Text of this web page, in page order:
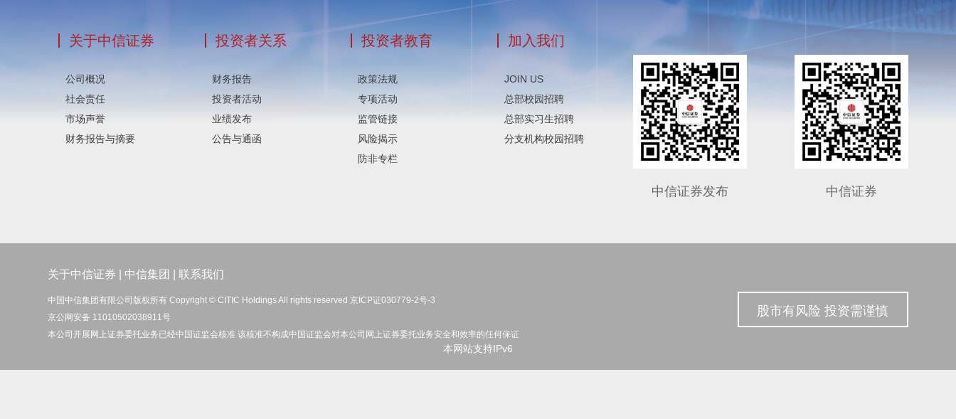
中信证券发布 中信证券
关于中信证券
公司概况
社会责任
市场声誉
财务报告与摘要
投资者关系
财务报告
投资者活动
业绩发布
公告与通函
投资者教育
政策法规
专项活动
监管链接
风险揭示
防非专栏
加入我们
JOIN US
总部校园招聘
总部实习生招聘
分支机构校园招聘
关于中信证券 中信集团 |联系我们
中国中信集团有限公司版权所有 Copyright © CITIC Holdings All rights reserved 京ICP证030779-2号-3
京公网安备 11010502038911号
本公司开展网上证券委托业务已经中国证监会核准 该核准不构成中国证监会对本公司网上证券委托业务安全和效率的任何保证
股市有风险 投资需谨慎
本网站支持IPv6